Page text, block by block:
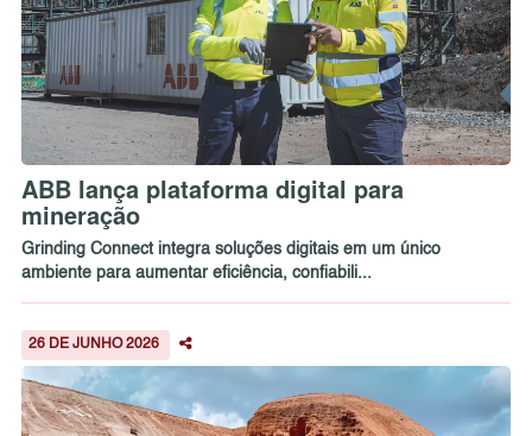
ABB lança plataforma digital para
mineração
Grinding Connect integra soluções digitais em um único
ambiente para aumentar eficiência, confiabili...
26 DE JUNHO 2026